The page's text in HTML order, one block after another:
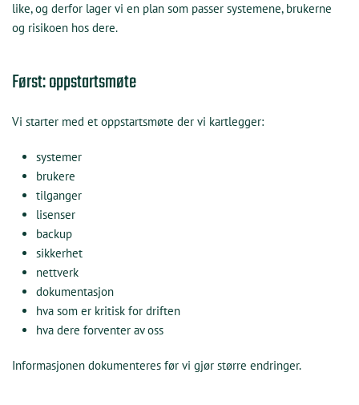
like, og derfor lager vi en plan som passer systemene, brukerne
og risikoen hos dere.
Først: oppstartsmøte
Vi starter med et oppstartsmøte der vi kartlegger:
systemer
brukere
tilganger
lisenser
backup
sikkerhet
nettverk
dokumentasjon
hva som er kritisk for driften
hva dere forventer av oss
Informasjonen dokumenteres før vi gjør større endringer.